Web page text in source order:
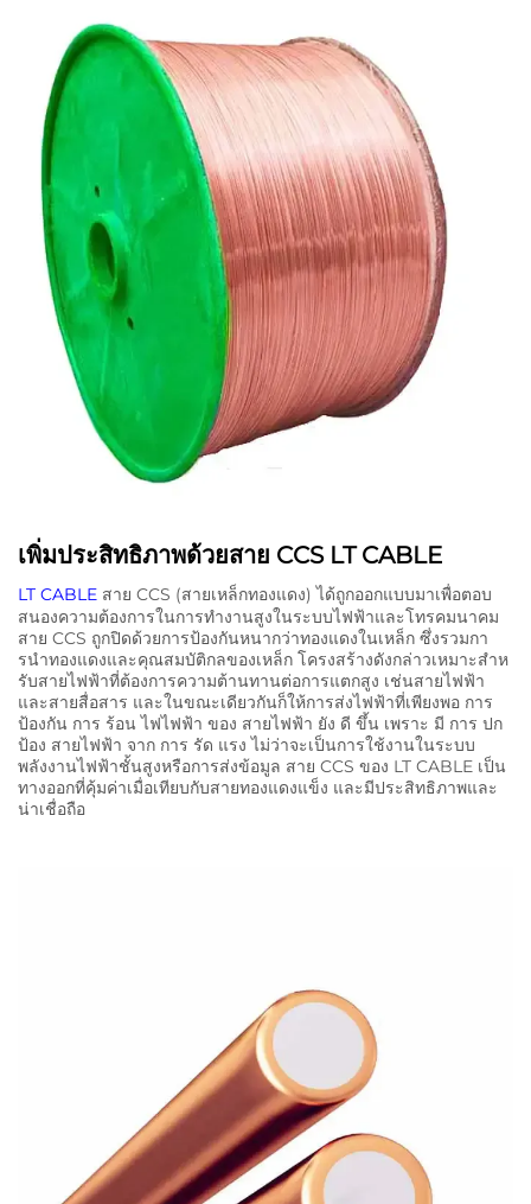
เพิ่มประสิทธิภาพด้วยสาย CCS LT CABLE
LT CABLE สาย CCS (สายเหล็กทองแดง) ได้ถูกออกแบบมาเพื่อตอบ
สนองความต้องการในการทํางานสูงในระบบไฟฟ้าและโทรคมนาคม
สาย CCS ถูกปิดด้วยการป้องกันหนากว่าทองแดงในเหล็ก ซึ่งรวมกา
รนําทองแดงและคุณสมบัติกลของเหล็ก โครงสร้างดังกล่าวเหมาะสําห
รับสายไฟฟ้าที่ต้องการความต้านทานต่อการแตกสูง เช่นสายไฟฟ้า
และสายสื่อสาร และในขณะเดียวกันก็ให้การส่งไฟฟ้าที่เพียงพอ การ
ป้องกัน การ ร้อน ไฟไฟฟ้า ของ สายไฟฟ้า ยัง ดี ขึ้น เพราะ มี การ ปก
ป้อง สายไฟฟ้า จาก การ รัด แรง ไม่ว่าจะเป็นการใช้งานในระบบ
พลังงานไฟฟ้าชั้นสูงหรือการส่งข้อมูล สาย CCS ของ LT CABLE เป็น
ทางออกที่คุ้มค่าเมื่อเทียบกับสายทองแดงแข็ง และมีประสิทธิภาพและ
น่าเชื่อถือ